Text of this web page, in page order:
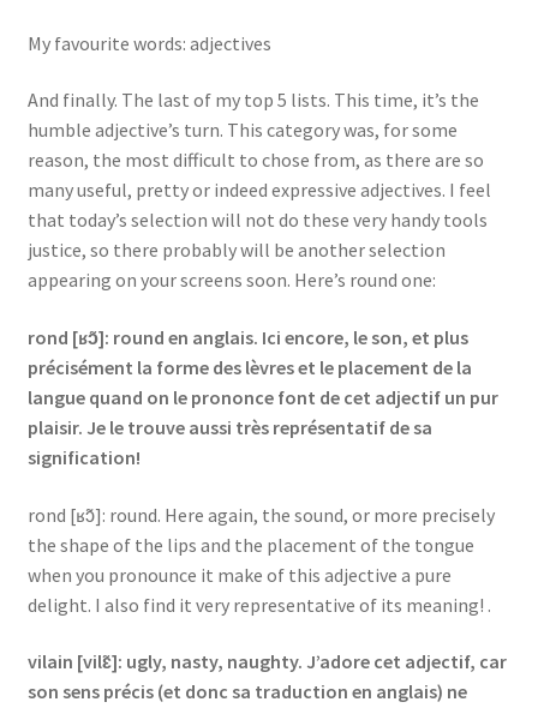
My favourite words: adjectives
And finally. The last of my top 5 lists. This time, it’s the
humble adjective’s turn. This category was, for some
reason, the most difficult to chose from, as there are so
many useful, pretty or indeed expressive adjectives. I feel
that today’s selection will not do these very handy tools
justice, so there probably will be another selection
appearing on your screens soon. Here’s round one:
rond [ʁɔ̃]: round en anglais. Ici encore, le son, et plus
précisément la forme des lèvres et le placement de la
langue quand on le prononce font de cet adjectif un pur
plaisir. Je le trouve aussi très représentatif de sa
signification!
rond [ʁɔ̃]: round. Here again, the sound, or more precisely
the shape of the lips and the placement of the tongue
when you pronounce it make of this adjective a pure
delight. I also find it very representative of its meaning! .
vilain [vilɛ̃]: ugly, nasty, naughty. J’adore cet adjectif, car
son sens précis (et donc sa traduction en anglais) ne